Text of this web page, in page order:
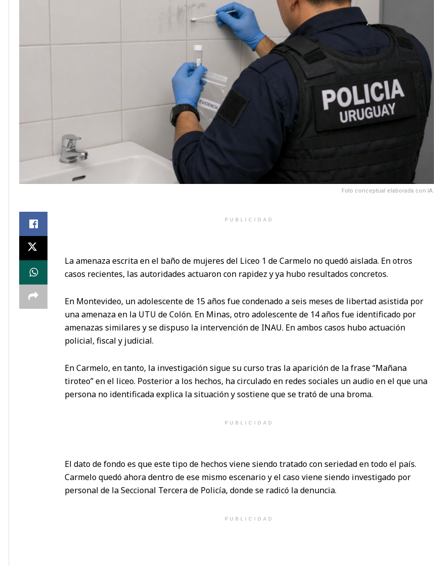
Foto conceptual elaborada con IA.
PUBLICIDAD
La amenaza escrita en el baño de mujeres del Liceo 1 de Carmelo no quedó aislada. En otros
casos recientes, las autoridades actuaron con rapidez y ya hubo resultados concretos.
En Montevideo, un adolescente de 15 años fue condenado a seis meses de libertad asistida por
una amenaza en la UTU de Colón. En Minas, otro adolescente de 14 años fue identificado por
amenazas similares y se dispuso la intervención de INAU. En ambos casos hubo actuación
policial, fiscal y judicial.
En Carmelo, en tanto, la investigación sigue su curso tras la aparición de la frase “Mañana
tiroteo” en el liceo. Posterior a los hechos, ha circulado en redes sociales un audio en el que una
persona no identificada explica la situación y sostiene que se trató de una broma.
PUBLICIDAD
El dato de fondo es que este tipo de hechos viene siendo tratado con seriedad en todo el país.
Carmelo quedó ahora dentro de ese mismo escenario y el caso viene siendo investigado por
personal de la Seccional Tercera de Policía, donde se radicó la denuncia.
PUBLICIDAD